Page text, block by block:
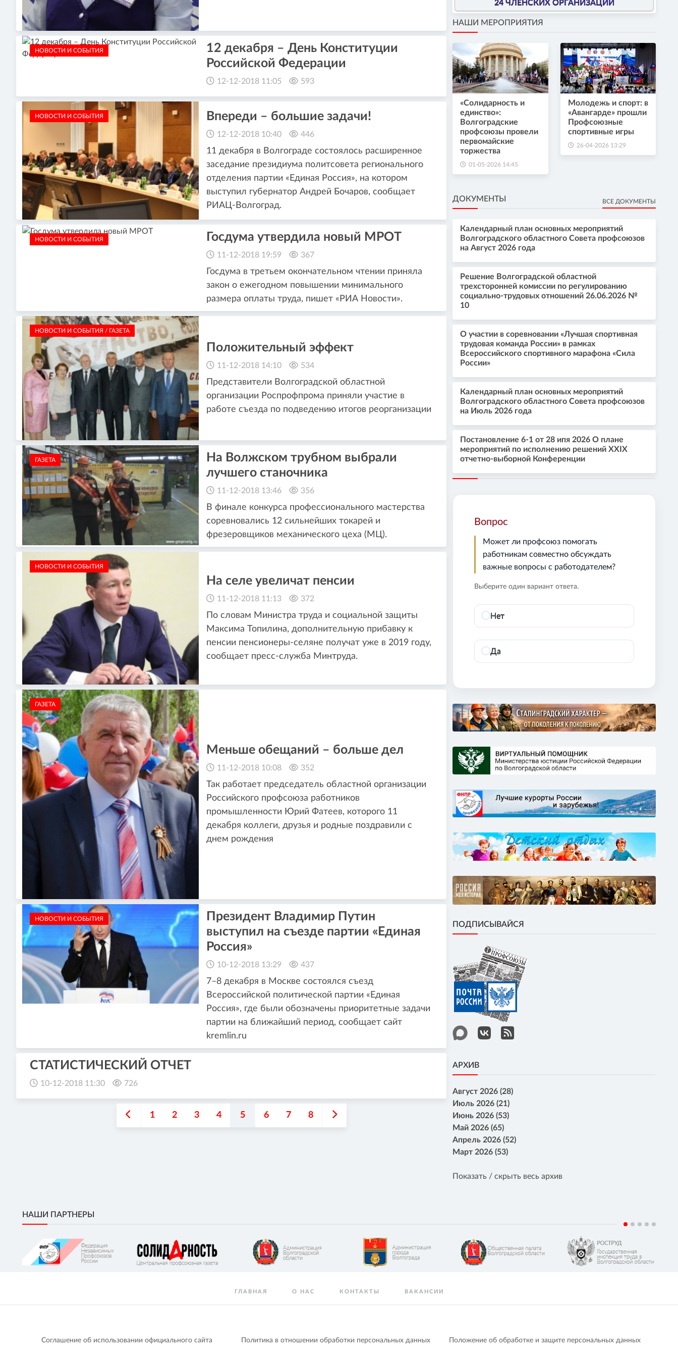
НОВОСТИ И СОБЫТИЯ
12 декабря – День Конституции
Российской Федерации
12-12-2018 11:05 593
НОВОСТИ И СОБЫТИЯ Впереди – большие задачи!
12-12-2018 10:40 446
11 декабря в Волгограде состоялось расширенное
заседание президиума политсовета регионального
отделения партии «Единая Россия», на котором
выступил губернатор Андрей Бочаров, сообщает
РИАЦ-Волгоград.
НОВОСТИ И СОБЫТИЯ Госдума утвердила новый МРОТ
11-12-2018 19:59 367
Госдума в третьем окончательном чтении приняла
закон о ежегодном повышении минимального
размера оплаты труда, пишет «РИА Новости».
НОВОСТИ И СОБЫТИЯ / ГАЗЕТА
Положительный эффект
11-12-2018 14:10 534
Представители Волгоградской областной
организации Роспрофпрома приняли участие в
работе съезда по подведению итогов реорганизации
ГАЗЕТА
На Волжском трубном выбрали
лучшего станочника
11-12-2018 13:46 356
В финале конкурса профессионального мастерства
соревновались 12 сильнейших токарей и
фрезеровщиков механического цеха (МЦ).
НОВОСТИ И СОБЫТИЯ
На селе увеличат пенсии
11-12-2018 11:13 372
По словам Министра труда и социальной защиты
Максима Топилина, дополнительную прибавку к
пенсии пенсионеры-селяне получат уже в 2019 году,
сообщает пресс-служба Минтруда.
ГАЗЕТА
Меньше обещаний – больше дел
11-12-2018 10:08 352
Так работает председатель областной организации
Российского профсоюза работников
промышленности Юрий Фатеев, которого 11
декабря коллеги, друзья и родные поздравили с
днем рождения
НОВОСТИ И СОБЫТИЯ
Президент Владимир Путин
выступил на съезде партии «Единая
Россия»
10-12-2018 13:29 437
7–8 декабря в Москве состоялся съезд
Всероссийской политической партии «Единая
Россия», где были обозначены приоритетные задачи
партии на ближайший период, сообщает сайт
kremlin.ru
СТАТИСТИЧЕСКИЙ ОТЧЕТ
10-12-2018 11:30 726
1 2 3 4 5 6 7 8
24 ЧЛЕНСКИХ ОРГАНИЗАЦИИ
НАШИ МЕРОПРИЯТИЯ
«Солидарность и
единство»:
Волгоградские
профсоюзы провели
первомайские
торжества
01-05-2026 14:45
Молодежь и спорт: в
«Авангарде» прошли
Профсоюзные
спортивные игры
26-04-2026 13:29
ДОКУМЕНТЫ ВСЕ ДОКУМЕНТЫ
Календарный план основных мероприятий
Волгоградского областного Совета профсоюзов
на Август 2026 года
Решение Волгоградской областной
трехсторонней комиссии по регулированию
социально-трудовых отношений 26.06.2026 №
10
О участии в соревновании «Лучшая спортивная
трудовая команда России» в рамках
Всероссийского спортивного марафона «Сила
России»
Календарный план основных мероприятий
Волгоградского областного Совета профсоюзов
на Июль 2026 года
Постановление 6-1 от 28 ипя 2026 О плане
мероприятий по исполнению решений XXIX
отчетно-выборной Конференции
Вопрос
Может ли профсоюз помогать
работникам совместно обсуждать
важные вопросы с работодателем?
Выберите один вариант ответа.
Нет
Да
ПОДПИСЫВАЙСЯ
АРХИВ
Август 2026 (28)
Июль 2026 (21)
Июнь 2026 (53)
Май 2026 (65)
Апрель 2026 (52)
Март 2026 (53)
Показать / скрыть весь архив
НАШИ ПАРТНЕРЫ
ГЛАВНАЯ О НАС КОНТАКТЫ ВАКАНСИИ
Соглашение об использовании официального сайта Политика в отношении обработки персональных данных Положение об обработке и защите персональных данных